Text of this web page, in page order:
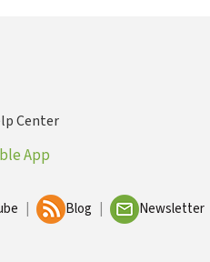
Center
App
Blog Newsletter